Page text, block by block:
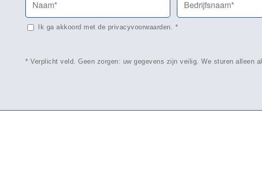
Ik ga akkoord met de privacyvoorwaarden. *
* Verplicht veld. Geen zorgen: uw gegevens zijn veilig. We sturen alleen